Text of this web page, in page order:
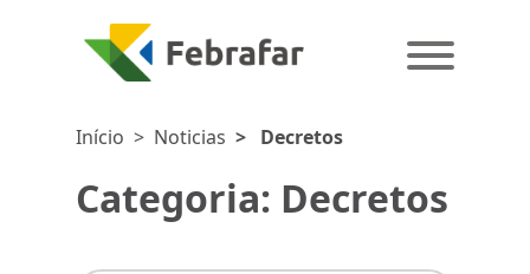
Início > Noticias > Decretos
Categoria: Decretos